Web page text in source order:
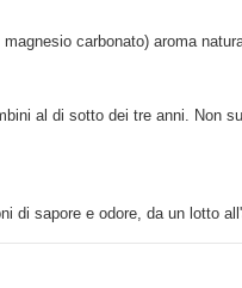
carbonato) aroma
al di sotto dei tre anni. Non
di sapore e odore, da un lotto